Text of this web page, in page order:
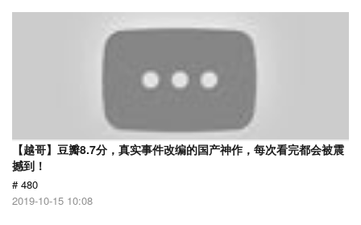
【越哥】豆瓣8.7分，真实事件改编的国产神作，每次看完都会被震
撼到！
# 480
2019-10-15 10:08